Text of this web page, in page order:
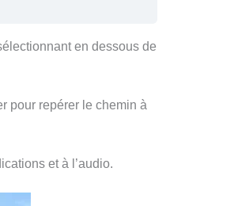
en dessous de
pour repérer le chemin à
et à l’audio.